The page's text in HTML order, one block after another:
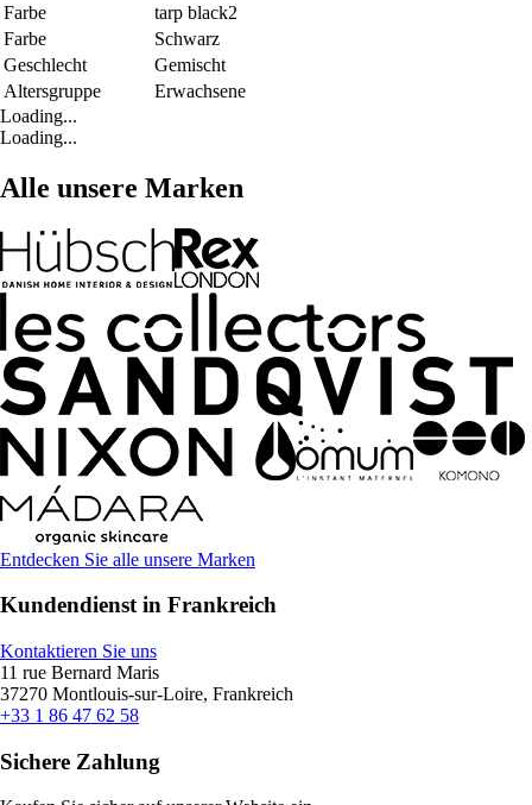
Farbe
tarp black2
Farbe
Schwarz
Geschlecht
Gemischt
Altersgruppe
Erwachsene
Loading...
Loading...
Alle unsere Marken
Entdecken Sie alle unsere Marken
Kundendienst in Frankreich
Kontaktieren Sie uns
11 rue Bernard Maris
37270 Montlouis-sur-Loire, Frankreich
+33 1 86 47 62 58
Sichere Zahlung